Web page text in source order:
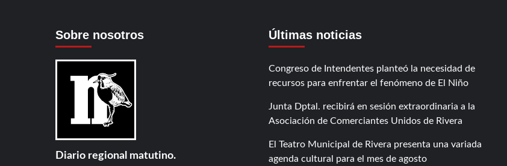
Sobre nosotros
Diario regional matutino.
Últimas noticias
Congreso de Intendentes planteó la necesidad de
recursos para enfrentar el fenómeno de El Niño
Junta Dptal. recibirá en sesión extraordinaria a la
Asociación de Comerciantes Unidos de Rivera
El Teatro Municipal de Rivera presenta una variada
agenda cultural para el mes de agosto